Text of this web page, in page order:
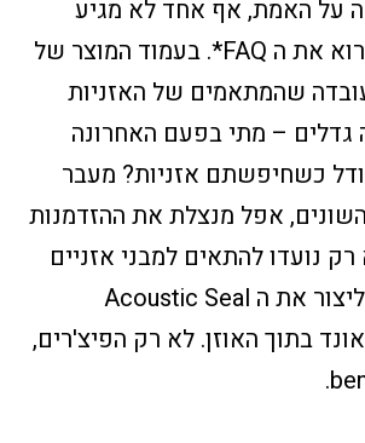
על האמת, אף אחד לא מגיע
לסוף העמוד לקרוא את ה FAQ*. בעמוד המוצר של
שהמתאמים של האזניות
גדלים – מתי בפעם האחרונה
כשחיפשתם אזניות? מעבר
אפל מנצלת את ההזדמנות
נועדו להתאים למבני אזניים
שונים, אלא גם ליצור את ה Acoustic Seal
בתוך האוזן. לא רק הפיצ'רים,